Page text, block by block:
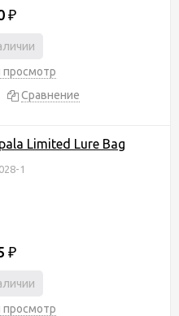
₽
Сравнение
Limited Lure Bag
1
₽